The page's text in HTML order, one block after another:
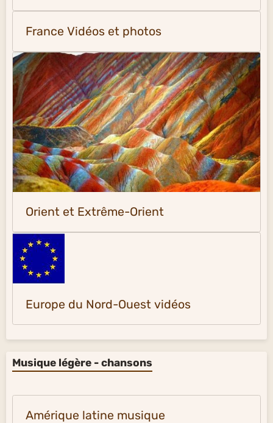
France Vidéos et photos
Orient et Extrême-Orient
Europe du Nord-Ouest vidéos
Musique légère - chansons
Amérique latine musique